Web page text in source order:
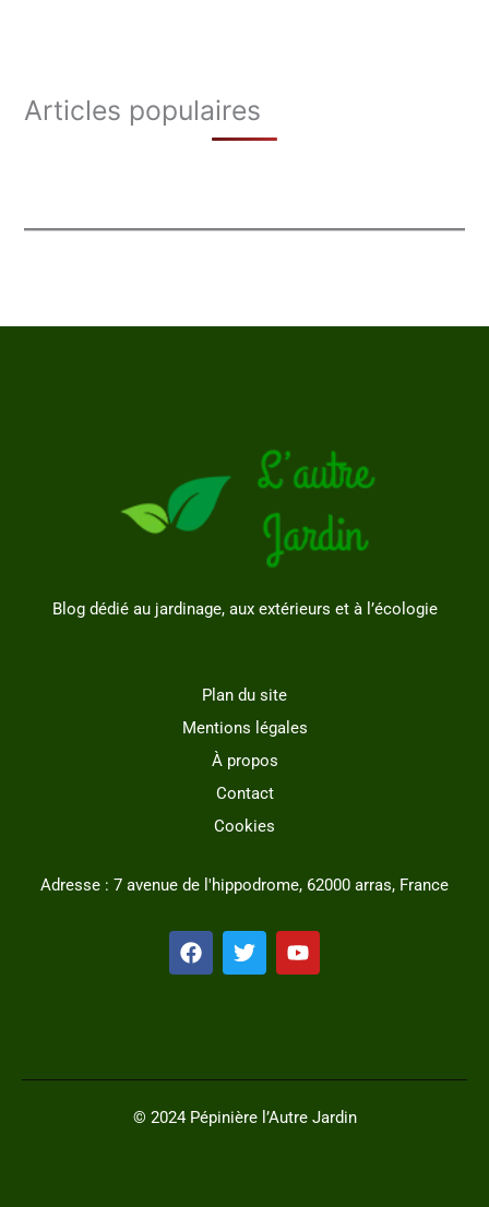
Articles populaires
Blog dédié au jardinage, aux extérieurs et à l’écologie
Plan du site
Mentions légales
À propos
Contact
Cookies
Adresse : 7 avenue de l'hippodrome, 62000 arras, France
F
a
T
w
Y
o
© 2024 Pépinière l’Autre Jardin